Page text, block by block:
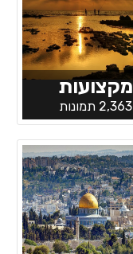
מקצועות
2,363 תמונות